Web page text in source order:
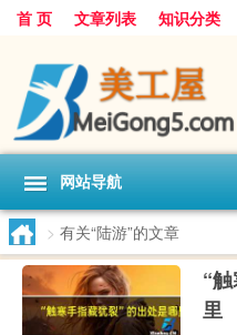
首 页 文章列表 知识分类
网站导航
> 有关“陆游”的文章
“
里